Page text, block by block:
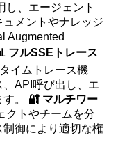
し、エージェント
メントやナレッジ
Augmented
フルSSEトレース
イムトレース機
API呼び出し、エ
。 🔐 マルチワー
クトやチームを分
御により適切な権